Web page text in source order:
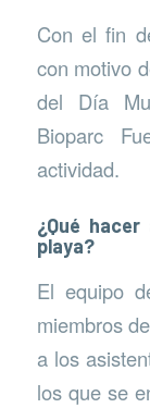
Con el fin
con motivo
del Día
Bioparc
actividad.
¿Qué
playa?
El equipo
miembros
a los
los que se